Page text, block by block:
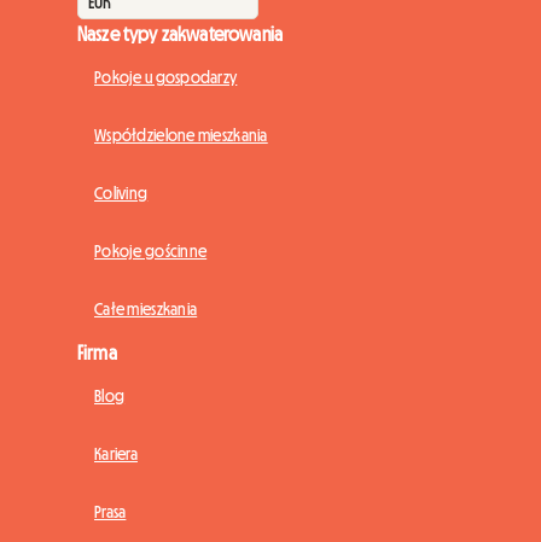
Nasze typy zakwaterowania
Pokoje u gospodarzy
Współdzielone mieszkania
Coliving
Pokoje gościnne
Całe mieszkania
Firma
Blog
Kariera
Prasa